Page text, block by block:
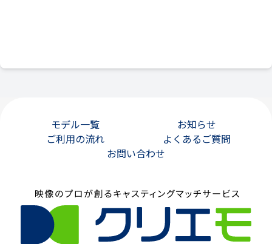
モデル一覧
お知らせ
ご利用の流れ
よくあるご質問
お問い合わせ